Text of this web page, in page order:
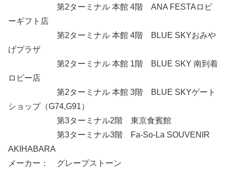
第2ターミナル 本館 4階 ANA FESTAロビ
ーギフト店
第2ターミナル 本館 4階 BLUE SKYおみや
げプラザ
第2ターミナル 本館 1階 BLUE SKY 南到着
ロビー店
第2ターミナル 本館 3階 BLUE SKYゲート
ショップ（G74,G91）
第3ターミナル2階 東京食賓館
第3ターミナル3階 Fa-So-La SOUVENIR
AKIHABARA
メーカー： グレープストーン